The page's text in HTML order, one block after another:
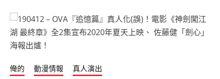
俺的 動漫情報 真人演出